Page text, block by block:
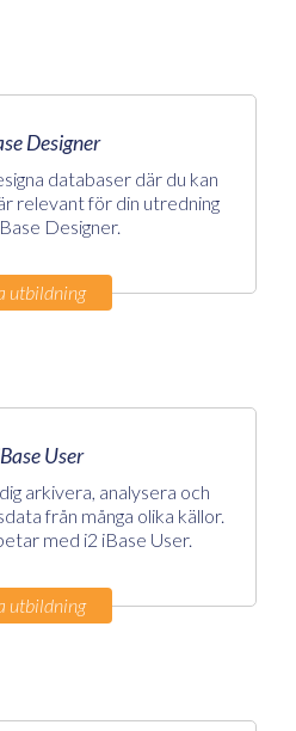
Designer
databaser där du kan
relevant för din utredning
Designer.
utbildning
User
arkivera, analysera och
från många olika källor.
med i2 iBase User.
utbildning